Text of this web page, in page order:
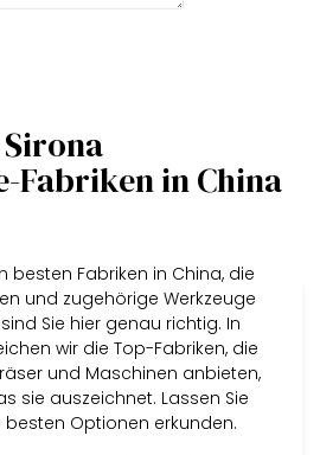
Sirona
Fabriken in China
besten Fabriken in China, die
und zugehörige Werkzeuge
Sie hier genau richtig. In
wir die Top-Fabriken, die
und Maschinen anbieten,
sie auszeichnet. Lassen Sie
Optionen erkunden.